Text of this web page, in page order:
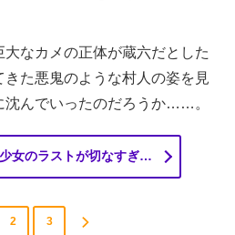
なカメの正体が蔵六だとした
た悪鬼のような村人の姿を見
沈んでいったのだろうか……。
女のラストが切なすぎ…
2 3